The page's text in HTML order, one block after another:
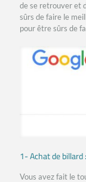
de se retrouver et
sûrs de faire le
pour être sûrs de
1- Achat de billard
Vous avez fait le